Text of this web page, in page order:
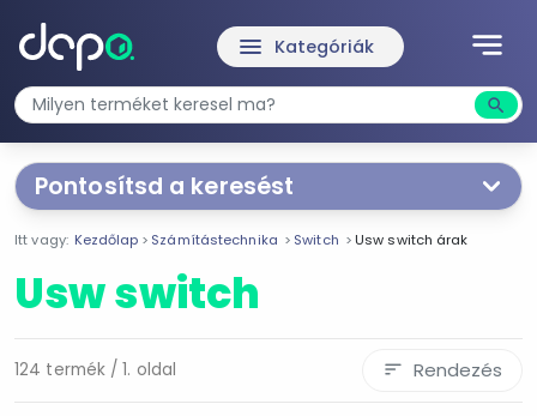
notes
menu Kategóriák
search
Pontosítsd a keresést
Segítünk a keresésben!
Válaszd ki a jellemzőketTe magad!
5 port
Itt vagy: Kezdőlap Számítástechnika Switch Usw switch árak
Usw switch
124 termék / 1. oldal sort Rendezés